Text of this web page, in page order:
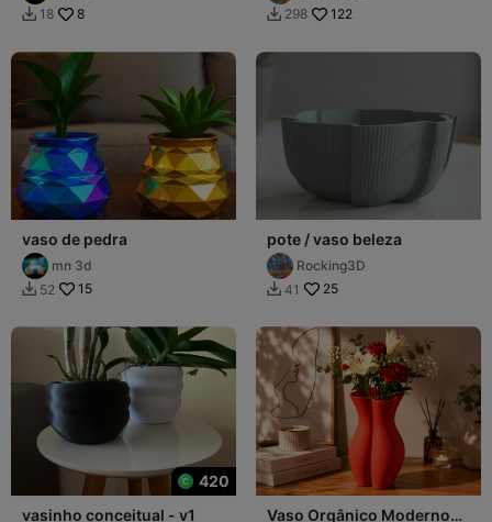
 18 8  298 122
vaso de pedra
mn 3d
 52 15
pote / vaso beleza
Rocking3D
 41 25
420
vasinho conceitual - v1
Vaso Orgânico Moderno